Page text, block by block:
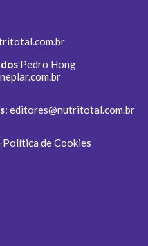
Pedro Hong
: editores@nutritotal.com.br
Política de Cookies